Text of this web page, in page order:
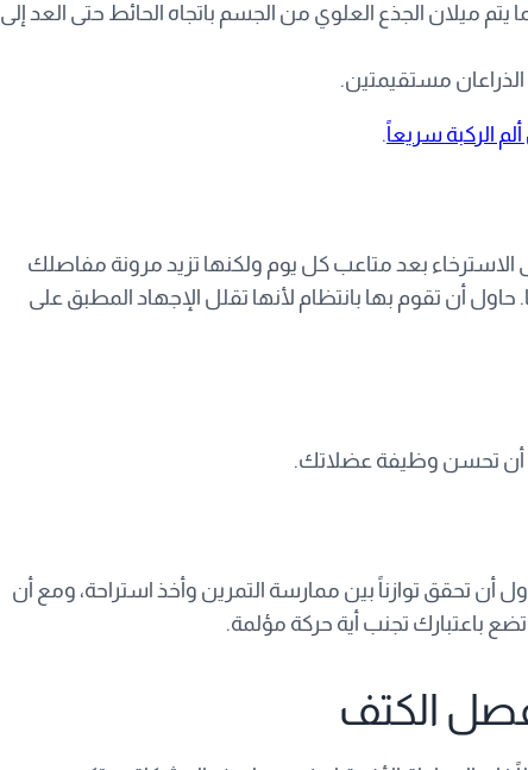
يتم ميلان الجذع العلوي من الجسم باتجاه الحائط حتى العد إلى
مستقيمتين.
الركبة سريعاً.
بعد متاعب كل يوم ولكنها تزيد مرونة مفاصلك
أن تقوم بها بانتظام لأنها تقلل الإجهاد المطبق على
أن تحسن وظيفة عضلاتك.
أن تحقق توازناً بين ممارسة التمرين وأخذ استراحة، ومع أن
باعتبارك تجنب أية حركة مؤلمة.